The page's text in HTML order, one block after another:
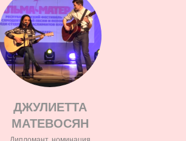
ДЖУЛИЕТТА
МАТЕВОСЯН